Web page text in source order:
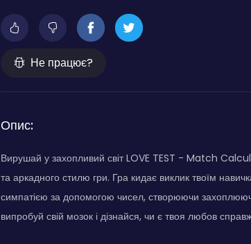
Не працює?
Опис:
Вирушай у захопливий світ LOVE TEST - Match
та аркадного стилю гри. Гра кидає виклик твоїм
симпатією за допомогою чисел, створюючи
випробуй свій мозок і дізнайся, чи є твоя любов